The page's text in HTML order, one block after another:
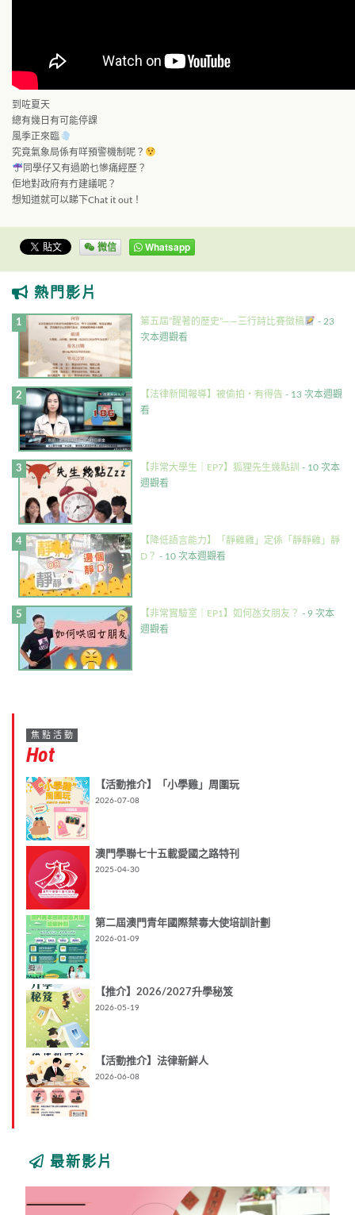
到咗夏天
總有幾日有可能停課
風季正來臨
究竟氣象局係有咩預警機制呢？
同學仔又有過啲乜慘痛經歷？
佢地對政府有冇建議呢？
想知道就可以睇下Chat it out！
微信 Whatsapp
熱門影片
第五屆”醒著的歷史”——三行詩比賽徵稿
- 23
次本週觀看
【法律新聞報導】被偷拍・有得告 - 13 次本週觀
看
【非常大學生｜EP7】狐狸先生幾點訓 - 10 次本
週觀看
【降低語言能力】「靜雞雞」定係「靜靜雞」靜
D？ - 10 次本週觀看
【非常實驗室｜EP1】如何氹女朋友？ - 9 次本
週觀看
焦點活動
Hot
【活動推介】「小學雞」周圍玩
2026-07-08
澳門學聯七十五載愛國之路特刊
2025-04-30
第二屆澳門青年國際禁毒大使培訓計劃
2026-01-09
【推介】2026/2027升學秘笈
2026-05-19
【活動推介】法律新鮮人
2026-06-08
最新影片